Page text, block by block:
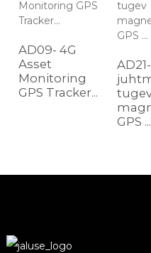
AD09- 4G
Asset
Monitoring
GPS Tracker...
GPS ...